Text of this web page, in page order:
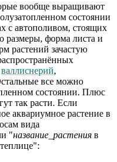
вообще выращивают
состоянии
с автополивом, стоящих
размеры, форма листа и
растений зачастую
валлиснерий,
все можно
состоянии. Плюс
так расти. Если
аквариумное растение в
вида
"название_растения в